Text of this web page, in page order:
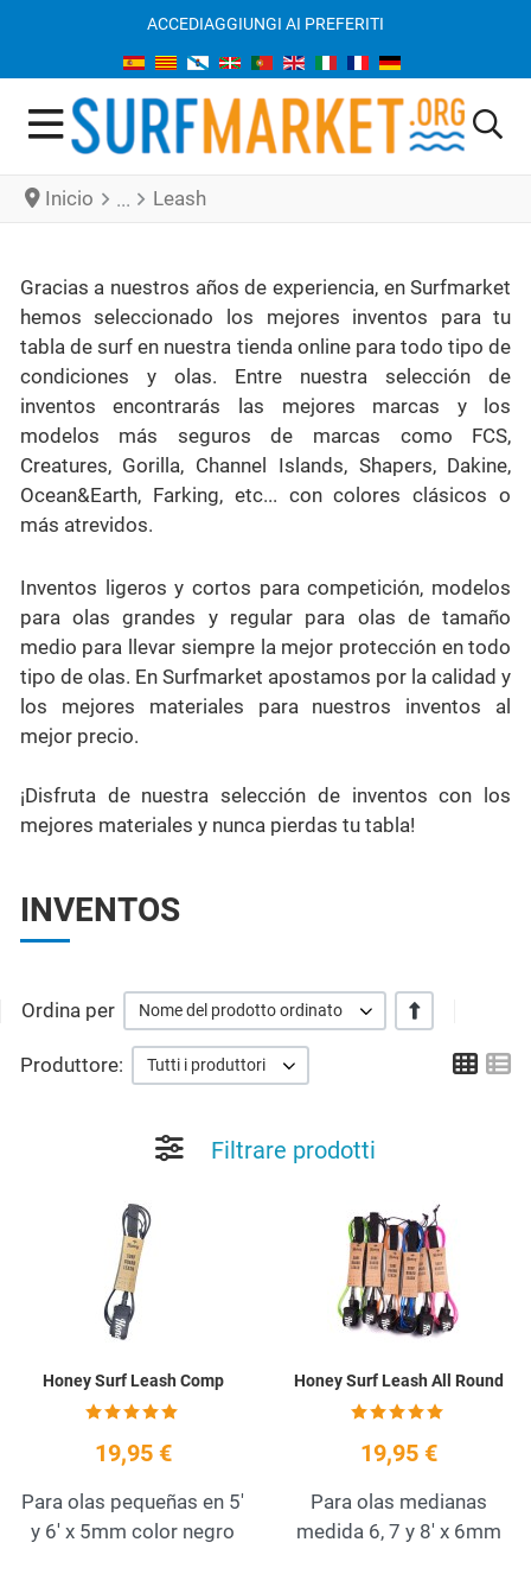
ACCEDIAGGIUNGI AI PREFERITI
Inicio Leash
Gracias a nuestros años de experiencia, en Surfmarket
hemos seleccionado los mejores inventos para tu
tabla de surf en nuestra tienda online para todo tipo de
condiciones y olas. Entre nuestra selección de
inventos encontrarás las mejores marcas y los
modelos más seguros de marcas como FCS,
Creatures, Gorilla, Channel Islands, Shapers, Dakine,
Ocean&Earth, Farking, etc... con colores clásicos o
más atrevidos.
Inventos ligeros y cortos para competición, modelos
para olas grandes y regular para olas de tamaño
medio para llevar siempre la mejor protección en todo
tipo de olas. En Surfmarket apostamos por la calidad y
los mejores materiales para nuestros inventos al
mejor precio.
¡Disfruta de nuestra selección de inventos con los
mejores materiales y nunca pierdas tu tabla!
INVENTOS
Ordina per Nome del prodotto ordinato +/-
Produttore: Tutti i produttori Grid
Filtrare prodotti
Add to Wishlist
Quick View
Honey Surf Leash Comp
19,95 €
Para olas pequeñas en 5'
y 6' x 5mm color negro
Honey Surf Leash All Round
19,95 €
Para olas medianas
medida 6, 7 y 8' x 6mm